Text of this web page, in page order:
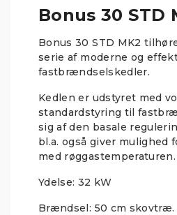
Bonus 30 STD
Bonus 30 STD MK2
serie af moderne og
fastbrændselskedler.
Kedlen er udstyret med
standardstyring til
sig af den basale
bl.a. også giver mulighed
med røggastemperaturen.
Ydelse: 32 kW
Brændsel: 50 cm skovtræ.